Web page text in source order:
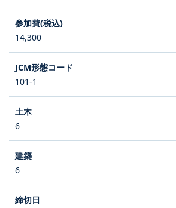
14,300
101-1
6
6